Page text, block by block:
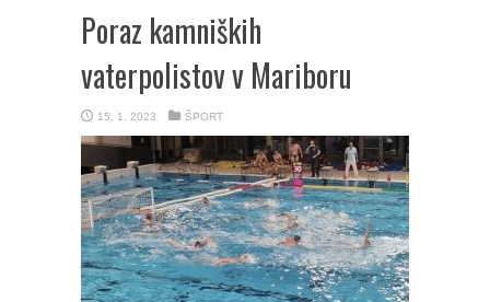
Poraz kamniških
vaterpolistov v Mariboru
15. 1. 2023 ŠPORT